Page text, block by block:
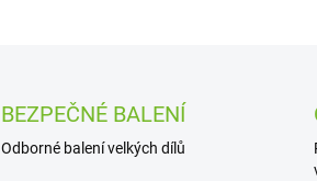
BEZPEČNÉ BALENÍ
Odborné balení velkých dílů